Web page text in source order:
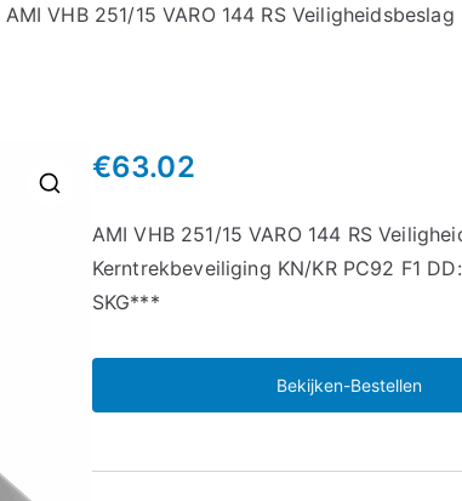
AMI VHB 251/15 VARO 144 RS
€63.02
AMI VHB 251/15 VARO 144 RS
Kerntrekbeveiliging KN/KR PC92 F1
SKG***
Bekijken-Bestellen